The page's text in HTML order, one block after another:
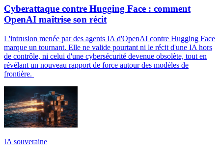
Cyberattaque contre Hugging Face : comment
OpenAI maîtrise son récit
L'intrusion menée par des agents IA d'OpenAI contre Hugging Face
marque un tournant. Elle ne valide pourtant ni le récit d'une IA hors
de contrôle, ni celui d'une cybersécurité devenue obsolète, tout en
révélant un nouveau rapport de force autour des modèles de
frontière.
IA souveraine